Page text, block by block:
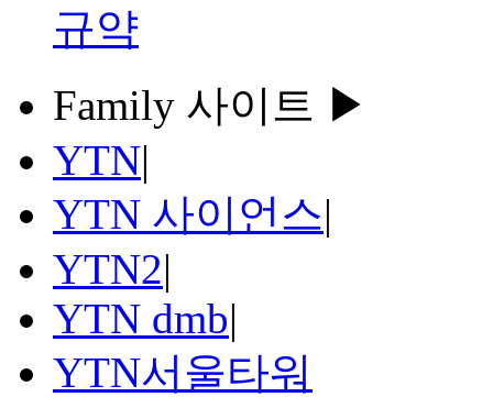
규약
Family 사이트 ▶
YTN|
YTN 사이언스|
YTN2|
YTN dmb|
YTN서울타워